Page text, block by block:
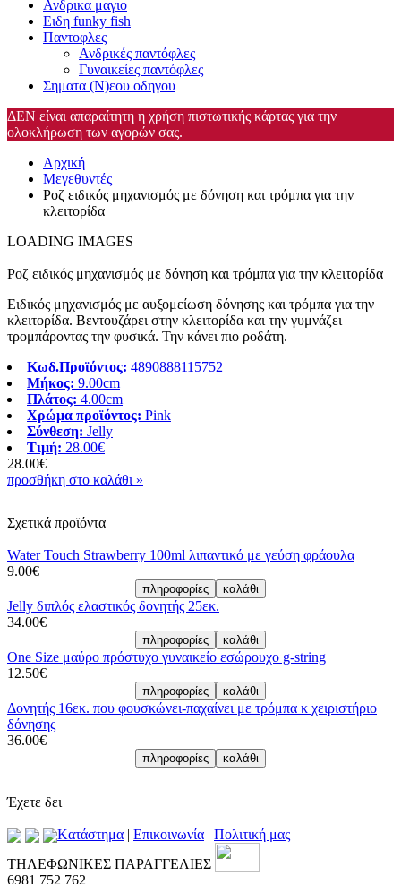
Ανδρικα μαγιο
Ειδη funky fish
Παντοφλες
Ανδρικές παντόφλες
Γυναικείες παντόφλες
Σηματα (Ν)εου οδηγου
ΔΕΝ είναι απαραίτητη η χρήση πιστωτικής κάρτας για την
ολοκλήρωση των αγορών σας.
Αρχική
Μεγεθυντές
Ροζ ειδικός μηχανισμός με δόνηση και τρόμπα για την
κλειτορίδα
LOADING IMAGES
Ροζ ειδικός μηχανισμός με δόνηση και τρόμπα για την κλειτορίδα
Ειδικός μηχανισμός με αυξομείωση δόνησης και τρόμπα για την
κλειτορίδα. Βεντουζάρει στην κλειτορίδα και την γυμνάζει
τρομπάροντας την φυσικά. Την κάνει πιο ροδάτη.
Κωδ.Προϊόντος: 4890888115752
Μήκος: 9.00cm
Πλάτος: 4.00cm
Χρώμα προϊόντος: Pink
Σύνθεση: Jelly
Τιμή: 28.00€
28.00€
προσθήκη στο καλάθι »
Σχετικά προϊόντα
Water Touch Strawberry 100ml λιπαντικό με γεύση φράουλα
9.00€
Jelly διπλός ελαστικός δονητής 25εκ.
34.00€
One Size μαύρο πρόστυχο γυναικείο εσώρουχο g-string
12.50€
Δονητής 16εκ. που φουσκώνει-παχαίνει με τρόμπα κ χειριστήριο
δόνησης
36.00€
Έχετε δει
Kατάστημα | Επικοινωνία | Πολιτική μας
ΤΗΛΕΦΩΝΙΚΕΣ ΠΑΡΑΓΓΕΛΙΕΣ
6981 752 762